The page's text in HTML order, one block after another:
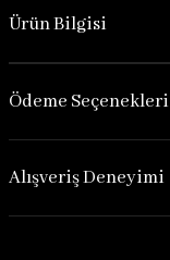
Ürün Bilgisi
Ödeme Seçenekleri
Alışveriş Deneyimi